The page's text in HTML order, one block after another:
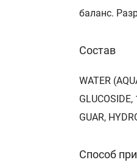
баланс.
Состав
WATER
GUAR,
Способ